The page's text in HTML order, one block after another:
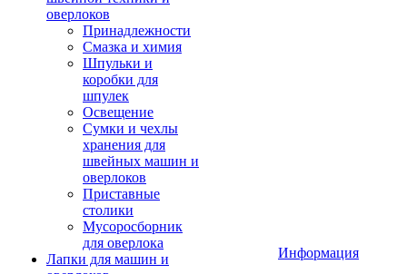
оверлоков
Принадлежности
Смазка и химия
Шпульки и
коробки для
шпулек
Освещение
Сумки и чехлы
хранения для
швейных машин и
оверлоков
Приставные
столики
Мусоросборник
для оверлока
Лапки для машин и
Информация